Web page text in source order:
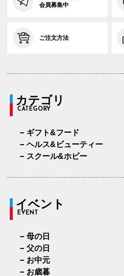
会員募集中
ご注文方法
カテゴリ
CATEGORY
ギフト&フード
ヘルス&ビューティー
スクール&ホビー
イベント
EVENT
母の日
父の日
お中元
お歳暮